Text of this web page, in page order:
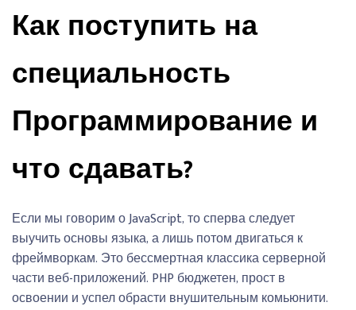
Как поступить на
специальность
Программирование и
что сдавать?
Если мы говорим о JavaScript, то сперва следует
выучить основы языка, а лишь потом двигаться к
фреймворкам. Это бессмертная классика серверной
части веб-приложений. PHP бюджетен, прост в
освоении и успел обрасти внушительным комьюнити.